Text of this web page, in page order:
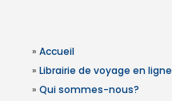
» Accueil
» Librairie de voyage en ligne
» Qui sommes-nous?